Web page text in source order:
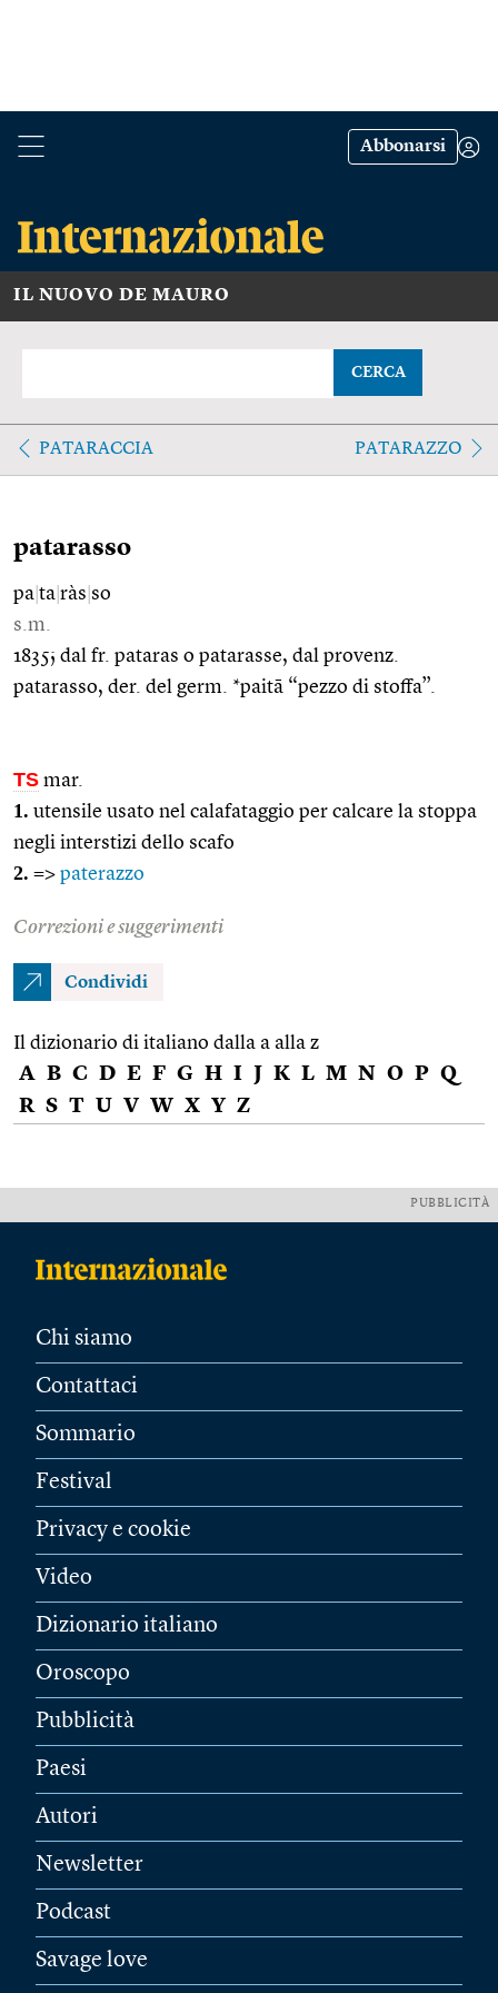
Abbonarsi
IL NUOVO DE MAURO
CERCA
PATARACCIA PATARAZZO
patarasso
pa ta ràs so
s.m.
1835; dal fr. pataras o patarasse, dal provenz.
patarasso, der. del germ. *paitā “pezzo di stoffa”.
TS mar.
1. utensile usato nel calafataggio per calcare la stoppa
negli interstizi dello scafo
2. => paterazzo
Correzioni e suggerimenti
Condividi
Il dizionario di italiano dalla a alla z
A B C D E F G H I J K L M N O P Q
R S T U V W X Y Z
PUBBLICITÀ
Chi siamo
Contattaci
Sommario
Festival
Privacy e cookie
Video
Dizionario italiano
Oroscopo
Pubblicità
Paesi
Autori
Newsletter
Podcast
Savage love